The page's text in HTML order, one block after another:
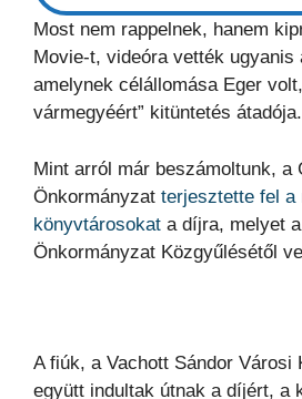
Most nem rappelnek, hanem
Movie-t, videóra vették ugyanis
amelynek célállomása Eger
vármegyéért” kitüntetés átadója.
Mint arról már beszámoltunk, a
Önkormányzat terjesztette fel a
könyvtárosokat a díjra, melyet
Önkormányzat Közgyűlésétől
A fiúk, a Vachott Sándor Városi
együtt indultak útnak a díjért, a